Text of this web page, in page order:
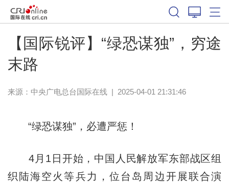
【国际锐评】“绿恐谋独”，穷途
末路
来源：中央广电总台国际在线| 2025-04-01 21:31:46
“绿恐谋独”，必遭严惩！
4月1日开始，中国人民解放军东部战区组
织陆海空火等兵力，位台岛周边开展联合演